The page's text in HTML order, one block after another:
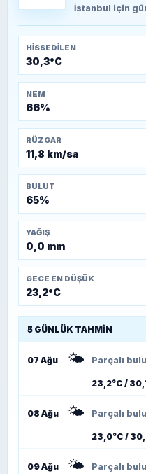
Kütahya-
İstanbul için
HISSEDILEN
30,3°C
NEM
66%
RÜZGAR
11,8 km/sa
BULUT
65%
YAĞIŞ
0,0 mm
GECE EN DÜŞÜK
23,2°C
5 GÜNLÜK TAHMIN
07 Ağu 🌤️ Parçalı
23,2°C /
08 Ağu 🌤️ Parçalı
23,0°C /
09 Ağu 🌤️ Parçalı